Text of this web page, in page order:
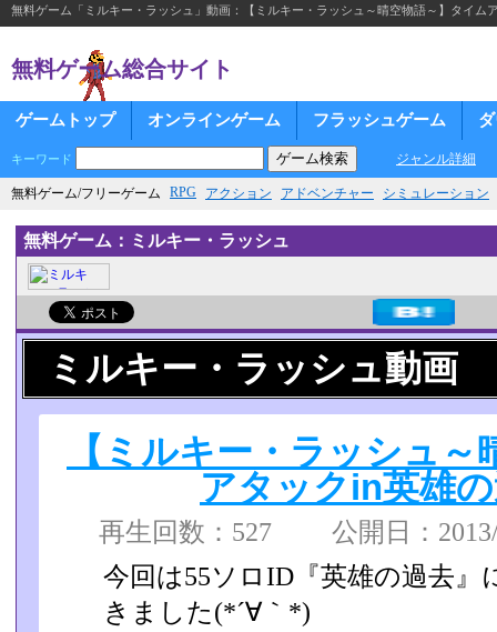
無料ゲーム「ミルキー・ラッシュ」動画：【ミルキー・ラッシュ～晴空物語～】タイム
無料ゲーム総合サイト
ゲームトップ オンラインゲーム フラッシュゲーム
キーワード ジャンル詳細
無料ゲーム/フリーゲーム RPG アクション アドベンチャー シミュレーション
無料ゲーム：ミルキー・ラッシュ
ミルキー・ラッシュ動画
【ミルキー・ラッシュ
アタックin英雄
再生回数：527 公開日：
今回は55ソロID『英雄の過去
きました(*´∀｀*)